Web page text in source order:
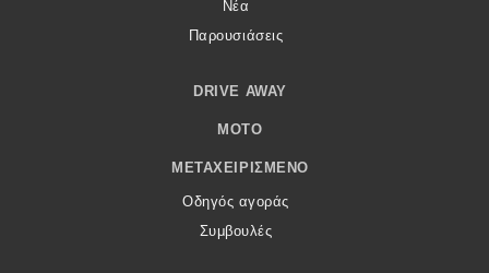
Νέα
Παρουσιάσεις
DRIVE AWAY
MOTO
ΜΕΤΑΧΕΙΡΙΣΜΈΝΟ
Οδηγός αγοράς
Συμβουλές